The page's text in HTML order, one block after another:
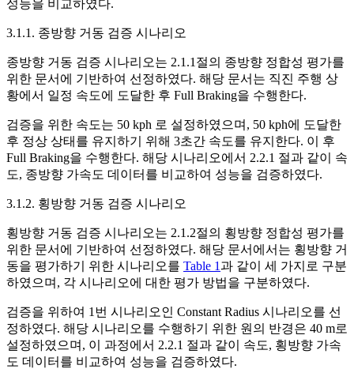
성능을 비교하였다.
3.1.1. 종방향 거동 검증 시나리오
종방향 거동 검증 시나리오는 2.1.1절의 종방향 정합성 평가를
위한 문서에 기반하여 선정하였다. 해당 문서는 직진 주행 상
황에서 일정 속도에 도달한 후 Full Braking을 수행한다.
검증을 위한 속도는 50 kph 로 설정하였으며, 50 kph에 도달한
후 정상 상태를 유지하기 위해 3초간 속도를 유지한다. 이 후
Full Braking을 수행한다. 해당 시나리오에서 2.2.1 절과 같이 속
도, 종방향 가속도 데이터를 비교하여 성능을 검증하였다.
3.1.2. 횡방향 거동 검증 시나리오
횡방향 거동 검증 시나리오는 2.1.2절의 횡방향 정합성 평가를
위한 문서에 기반하여 선정하였다. 해당 문서에서는 횡방향 거
동을 평가하기 위한 시나리오를 Table 1과 같이 세 가지로 구분
하였으며, 각 시나리오에 대한 평가 방법을 구분하였다.
검증을 위하여 1번 시나리오인 Constant Radius 시나리오를 선
정하였다. 해당 시나리오를 수행하기 위한 원의 반경은 40 m로
설정하였으며, 이 과정에서 2.2.1 절과 같이 속도, 횡방향 가속
도 데이터를 비교하여 성능을 검증하였다.